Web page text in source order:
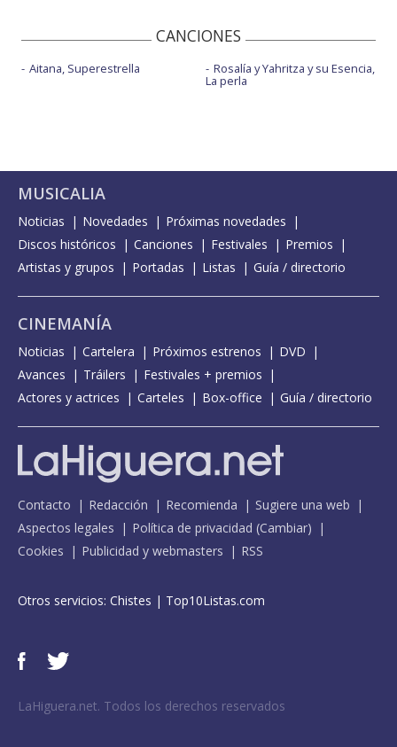
CANCIONES
Aitana, Superestrella Rosalía y Yahritza y su Esencia,
La perla
MUSICALIA
Noticias Novedades
Próximas novedades
Discos históricos
Canciones Festivales
Premios
Artistas y grupos
Portadas Listas Guía / directorio
CINEMANÍA
Noticias Cartelera Próximos estrenos
DVD
Avances
Tráilers
Festivales + premios
Actores y actrices
Carteles Box-office Guía / directorio
Contacto Redacción Recomienda
Sugiere una web
Aspectos legales
Política de privacidad (Cambiar)
Cookies
Publicidad y webmasters RSS
Otros servicios: Chistes | Top10Listas.com
LaHiguera.net. Todos los derechos reservados